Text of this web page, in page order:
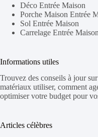
Déco Entrée Maison
Porche Maison Entrée
Sol Entrée Maison
Carrelage Entrée
Informations utiles
Trouvez des conseils à jour
matériaux utiliser, comment
optimiser votre budget pour
Articles célèbres